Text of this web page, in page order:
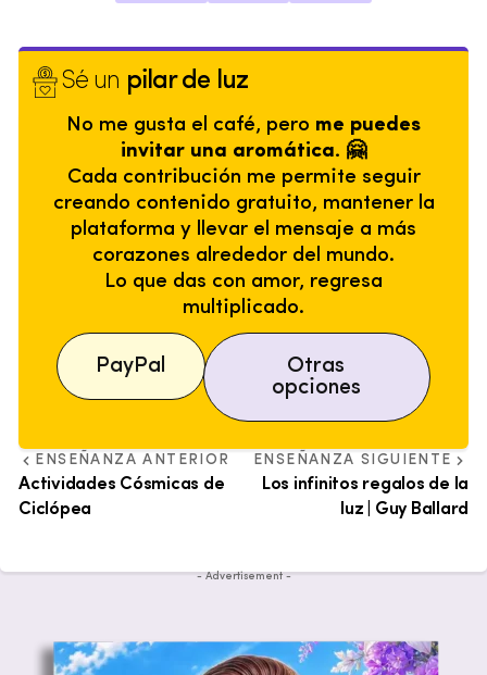
Sé un pilar de luz
No me gusta el café, pero me puedes
invitar una aromática. 🤗
Cada contribución me permite seguir
creando contenido gratuito, mantener la
plataforma y llevar el mensaje a más
corazones alrededor del mundo.
Lo que das con amor, regresa
multiplicado.
PayPal
Otras
opciones
ENSEÑANZA ANTERIOR
Actividades Cósmicas de
Ciclópea
ENSEÑANZA SIGUIENTE
Los infinitos regalos de la
luz | Guy Ballard
- Advertisement -